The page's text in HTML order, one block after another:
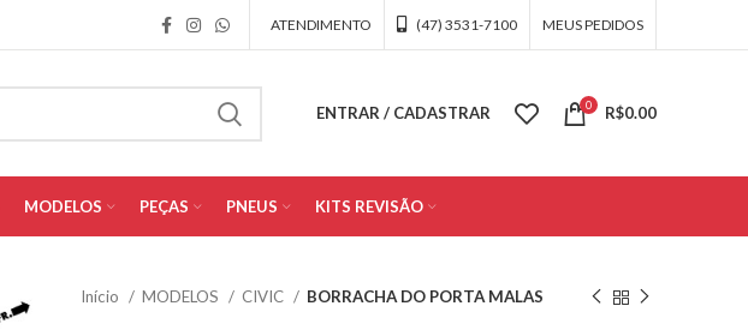
ATENDIMENTO (47) 3531-7100 MEUS PEDIDOS
ENTRAR / CADASTRAR 0 R$0.00
MODELOS PEÇAS PNEUS KITS REVISÃO
Início MODELOS CIVIC BORRACHA DO PORTA MALAS